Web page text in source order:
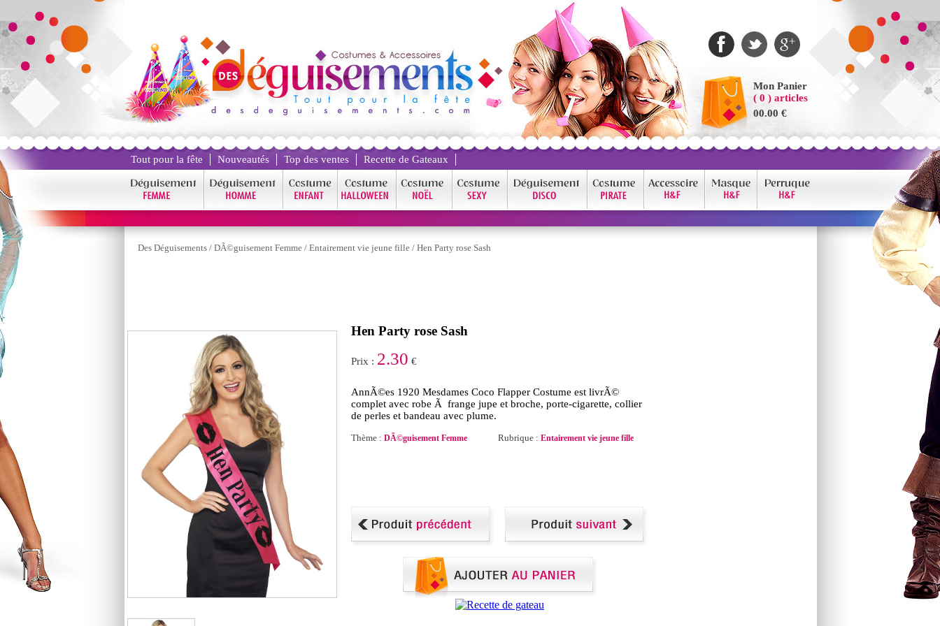
Mon Panier
( 0 ) articles
00.00 €
Tout pour la fête Nouveautés Top des ventes Recette de Gateaux
Des Déguisements / DÃ©guisement Femme / Entairement vie jeune fille / Hen Party rose Sash
Hen Party rose Sash
Prix : 2.30 €
AnnÃ©es 1920 Mesdames Coco Flapper Costume est livrÃ©
complet avec robe Ã frange jupe et broche, porte-cigarette, collier
de perles et bandeau avec plume.
Thème : DÃ©guisement Femme Rubrique : Entairement vie jeune fille